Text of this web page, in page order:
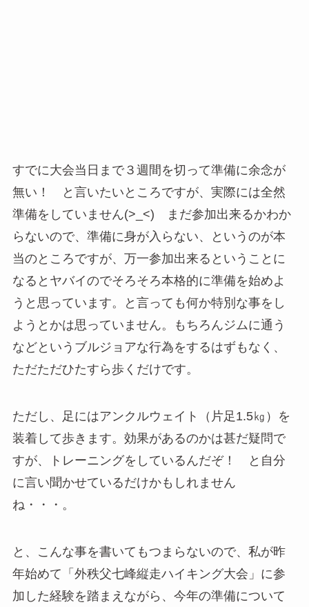
すでに大会当日まで３週間を切って準備に余念が
無い！ と言いたいところですが、実際には全然
準備をしていません(>_<) まだ参加出来るかわか
らないので、準備に身が入らない、というのが本
当のところですが、万一参加出来るということに
なるとヤバイのでそろそろ本格的に準備を始めよ
うと思っています。と言っても何か特別な事をし
ようとかは思っていません。もちろんジムに通う
などというブルジョアな行為をするはずもなく、
ただただひたすら歩くだけです。
ただし、足にはアンクルウェイト（片足1.5㎏）を
装着して歩きます。効果があるのかは甚だ疑問で
すが、トレーニングをしているんだぞ！ と自分
に言い聞かせているだけかもしれません
ね・・・。
と、こんな事を書いてもつまらないので、私が昨
年始めて「外秩父七峰縦走ハイキング大会」に参
加した経験を踏まえながら、今年の準備について